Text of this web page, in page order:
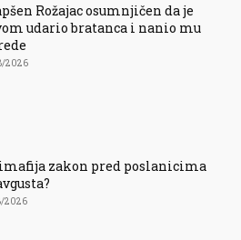
Rožajac osumnjičen da je
udario bratanca i nanio mu
2026
zakon pred poslanicima
2026